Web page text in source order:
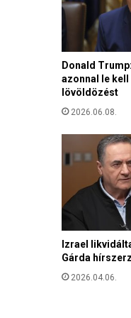
e
z
e
l
r
a
a
e
l
i
Donald
azonnal le kell
lövöldözést
2026.06.08.
Izrael
Gárda
2026.04.06.